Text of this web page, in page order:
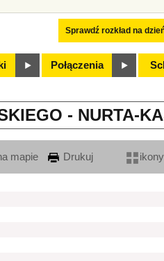
Sprawdź rozkład na
Połączenia
- NURTA-
mapie Drukuj ikony